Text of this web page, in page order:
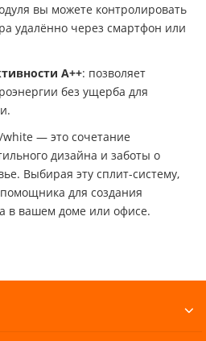
вы можете контролировать
удалённо через смартфон или
A++: позволяет
без ущерба для
white — это сочетание
дизайна и заботы о
Выбирая эту сплит-систему,
для создания
в вашем доме или офисе.​